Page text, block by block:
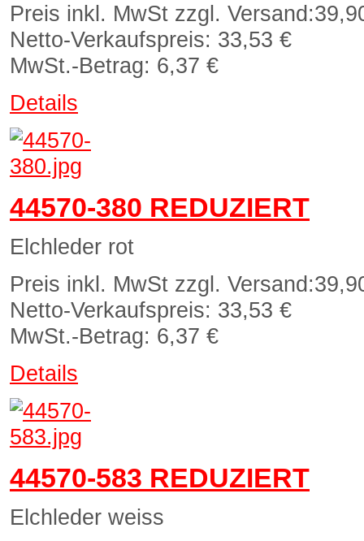
Preis inkl. MwSt zzgl. Versand:
Netto-Verkaufspreis: 33,53 €
MwSt.-Betrag: 6,37 €
Details
44570-380 REDUZIERT
Elchleder rot
Preis inkl. MwSt zzgl. Versand:
Netto-Verkaufspreis: 33,53 €
MwSt.-Betrag: 6,37 €
Details
44570-583 REDUZIERT
Elchleder weiss